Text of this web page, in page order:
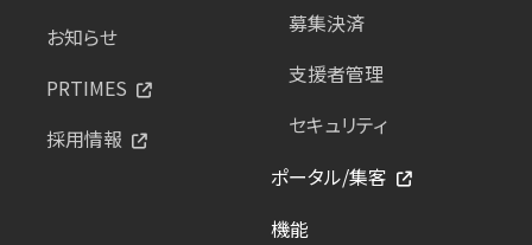
お知らせ
PRTIMES
採用情報
募集決済
支援者管理
セキュリティ
ポータル/集客
機能